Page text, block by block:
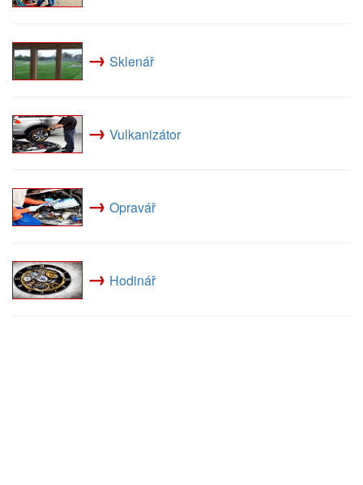
→ Sklenář
→ Vulkanizátor
→ Opravář
→ Hodinář